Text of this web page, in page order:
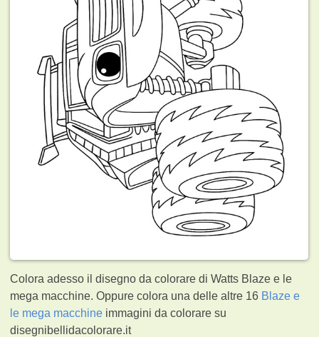
Colora adesso il disegno da colorare di Watts Blaze e le
mega macchine. Oppure colora una delle altre 16 Blaze e
le mega macchine immagini da colorare su
disegnibellidacolorare.it